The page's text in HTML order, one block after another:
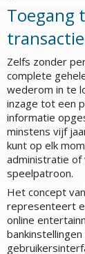
Toegang
Zelfs zonder
complete
wederom in te
inzage tot een
informatie
minstens vijf
kunt op elk
administratie of
speelpatroon.
Het concept
representeert
online